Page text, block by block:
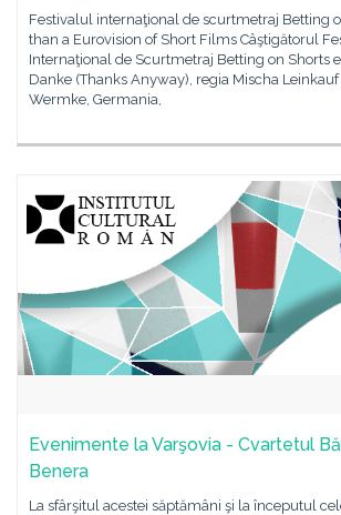
Festivalul internaţional de scurtmetraj Betting
than a Eurovision of Short Films Câştigătorul
Internaţional de Scurtmetraj Betting on Shorts
Danke (Thanks Anyway), regia Mischa
Wermke, Germania,
Evenimente la Varşovia - Cvartetul
Benera
La sfârşitul acestei săptămâni şi la începutul